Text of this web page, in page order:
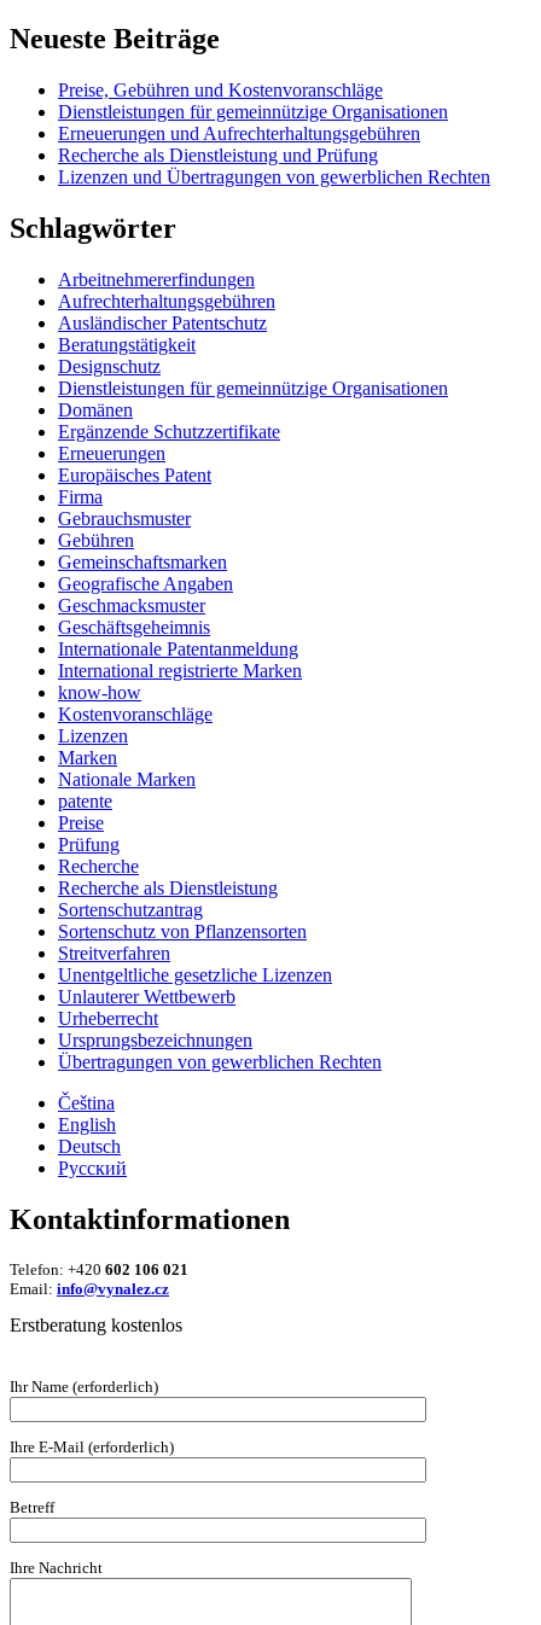
Neueste Beiträge
Preise, Gebühren und Kostenvoranschläge
Dienstleistungen für gemeinnützige Organisationen
Erneuerungen und Aufrechterhaltungsgebühren
Recherche als Dienstleistung und Prüfung
Lizenzen und Übertragungen von gewerblichen Rechten
Schlagwörter
Arbeitnehmererfindungen
Aufrechterhaltungsgebühren
Ausländischer Patentschutz
Beratungstätigkeit
Designschutz
Dienstleistungen für gemeinnützige Organisationen
Domänen
Ergänzende Schutzzertifikate
Erneuerungen
Europäisches Patent
Firma
Gebrauchsmuster
Gebühren
Gemeinschaftsmarken
Geografische Angaben
Geschmacksmuster
Geschäftsgeheimnis
Internationale Patentanmeldung
International registrierte Marken
know-how
Kostenvoranschläge
Lizenzen
Marken
Nationale Marken
patente
Preise
Prüfung
Recherche
Recherche als Dienstleistung
Sortenschutzantrag
Sortenschutz von Pflanzensorten
Streitverfahren
Unentgeltliche gesetzliche Lizenzen
Unlauterer Wettbewerb
Urheberrecht
Ursprungsbezeichnungen
Übertragungen von gewerblichen Rechten
Čeština
English
Deutsch
Русский
Kontaktinformationen
Telefon: +420 602 106 021
Email: info@vynalez.cz
Erstberatung kostenlos
Ihr Name (erforderlich)
Ihre E-Mail (erforderlich)
Betreff
Ihre Nachricht